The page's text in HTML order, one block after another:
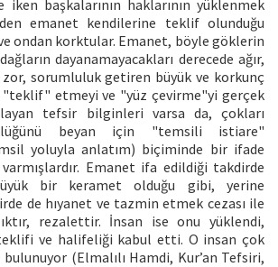
başkalarının haklarının yüklenmek
emanet kendilerine teklif olunduğu
ondan korktular. Emanet, böyle göklerin
dayanamayacakları derecede ağır,
sorumluluk getiren büyük ve korkunç
"teklif" etmeyi ve "yüz çevirme"yi gerçek
tefsir bilginleri varsa da, çokları
beyan için "temsili istiare"
yoluyla anlatım) biçiminde bir ifade
Emanet ifa edildiği takdirde
bir keramet olduğu gibi, yerine
de hıyanet ve tazmin etmek cezası ile
rezalettir. İnsan ise onu yüklendi,
ve halifeliği kabul etti. O insan çok
(Elmalılı Hamdi, Kur’an Tefsiri,